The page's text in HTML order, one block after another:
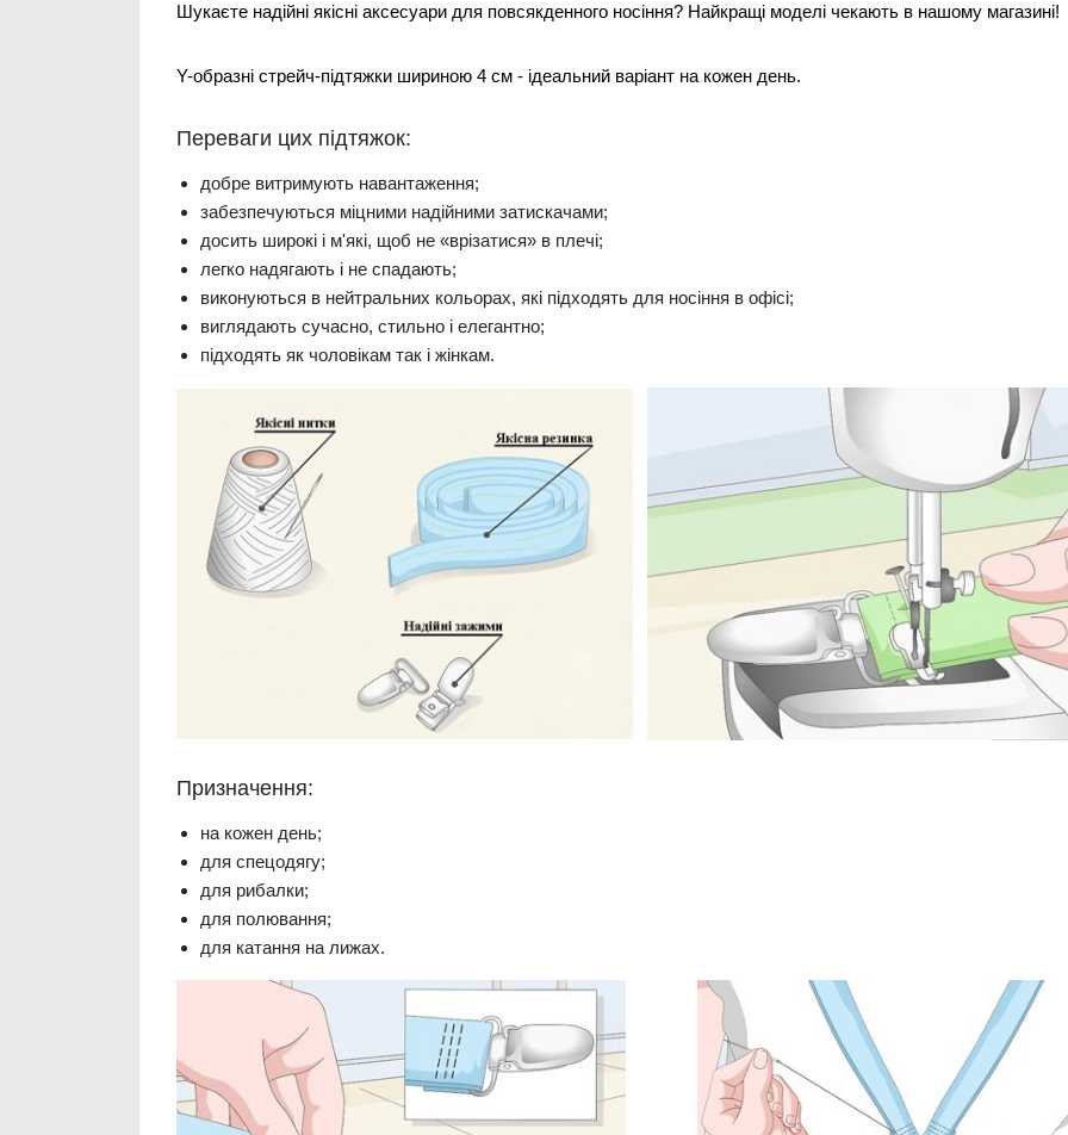
Шукаєте надійні якісні аксесуари для повсякденного носіння? Найкращі моделі чекають в нашому магазині!
Y-образні стрейч-підтяжки шириною 4 см - ідеальний варіант на кожен день.
Переваги цих підтяжок:
добре витримують навантаження;
забезпечуються міцними надійними затискачами;
досить широкі і м'які, щоб не «врізатися» в плечі;
легко надягають і не спадають;
виконуються в нейтральних кольорах, які підходять для носіння в офісі;
виглядають сучасно, стильно і елегантно;
підходять як чоловікам так і жінкам.
Призначення:
на кожен день;
для спецодягу;
для рибалки;
для полювання;
для катання на лижах.